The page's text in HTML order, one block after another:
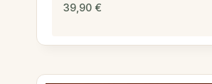
39,90 €